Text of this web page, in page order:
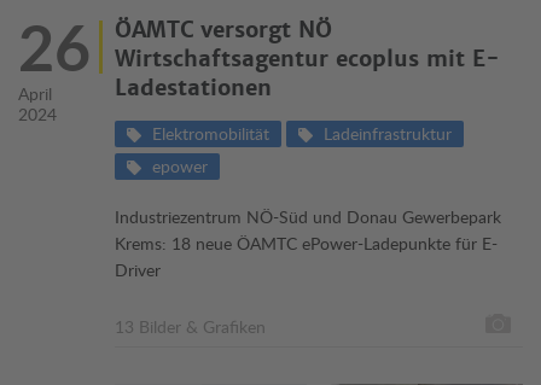
26
April
2024
ÖAMTC versorgt NÖ
Wirtschaftsagentur ecoplus mit E-
Ladestationen
Elektromobilität
Ladeinfrastruktur
epower
Industriezentrum NÖ-Süd und Donau Gewerbepark
Krems: 18 neue ÖAMTC ePower-Ladepunkte für E-
Driver
13 Bilder & Grafiken